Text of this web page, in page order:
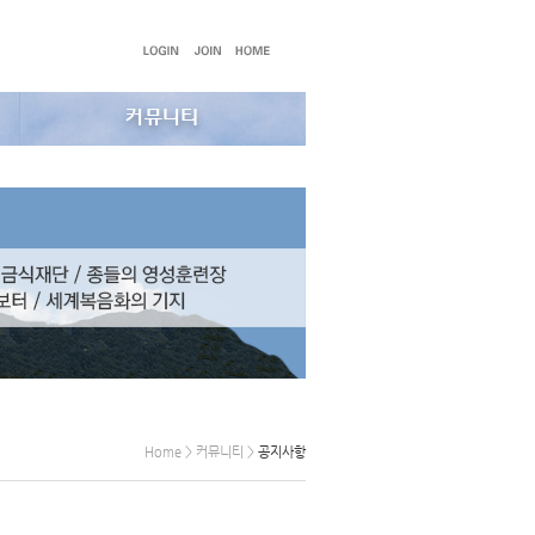
Home > 커뮤니티 > 공지사항